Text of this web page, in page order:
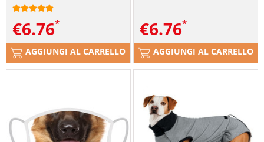
€6.76
AGGIUNGI AL CARRELLO
€6.76
AGGIUNGI AL CARRELLO